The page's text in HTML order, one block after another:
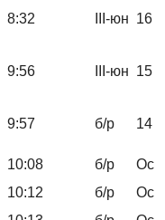
8:32 ІІІ-юн 16
9:56 ІІІ-юн 15
9:57 б/р 14
10:08 б/р Ос
10:12 б/р Ос